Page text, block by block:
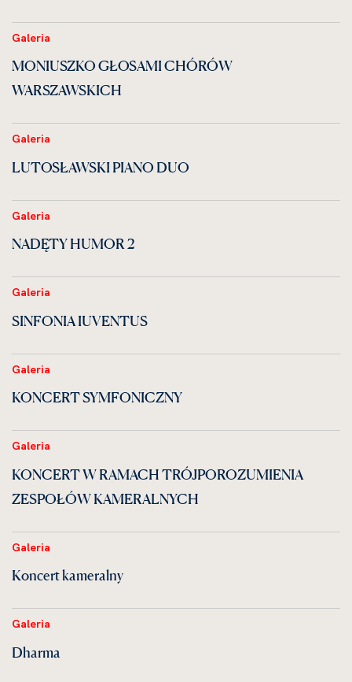
Galeria
MONIUSZKO GŁOSAMI CHÓRÓW
WARSZAWSKICH
Galeria
LUTOSŁAWSKI PIANO DUO
Galeria
NADĘTY HUMOR 2
Galeria
SINFONIA IUVENTUS
Galeria
KONCERT SYMFONICZNY
Galeria
KONCERT W RAMACH TRÓJPOROZUMIENIA
ZESPOŁÓW KAMERALNYCH
Galeria
Koncert kameralny
Galeria
Dharma